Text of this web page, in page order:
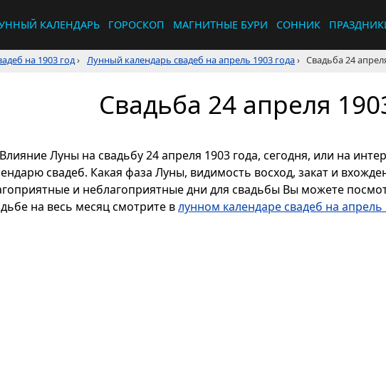
КАЛЕНДАРЬ ГОРОСКОП МАГНИТНЫЕ БУРИ СОННИК
на 1903 год› Лунный календарь свадеб на апрель 1903 года› Свадьба 24
Свадьба 24 апреля
Влияние Луны на свадьбу 24 апреля 1903 года, сегодня, или на
свадеб. Какая фаза Луны, видимость восход, закат и
и неблагоприятные дни для свадьбы Вы можете
на весь месяц смотрите влунном календаре свадеб на апрель